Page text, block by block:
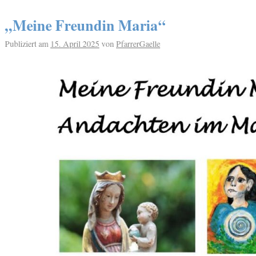
„Meine Freundin Maria“
Publiziert am 15. April 2025 von PfarrerGaelle